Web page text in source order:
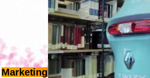
Marketing sensoriale